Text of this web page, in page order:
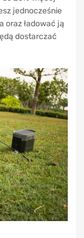
jednocześnie
oraz ładować ją
dostarczać